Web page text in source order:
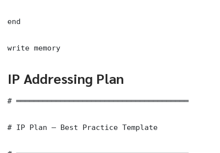
end
write memory
IP Addressing Plan
# ═══════════════════════════════════════
# IP Plan — Best Practice Template